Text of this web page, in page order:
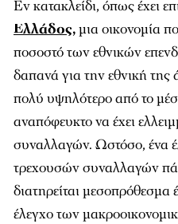
Εν κατακλείδι, όπως έχει
Ελλάδος,μια οικονομία
ποσοστό των εθνικών
δαπανά για την εθνική
πολύ υψηλότερο από το
αναπόφευκτο να έχει
συναλλαγών. Ωστόσο, ένα
τρεχουσών συναλλαγών
διατηρείται
έλεγχο των